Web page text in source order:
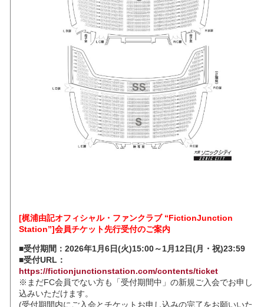
[梶浦由記オフィシャル・ファンクラブ “FictionJunction
Station”]会員チケット先行受付のご案内
■受付期間：2026年1月6日(火)15:00～1月12日(月・祝)23:59
■受付URL：
https://fictionjunctionstation.com/contents/ticket
※まだFC会員でない方も「受付期間中」の新規ご入会でお申し
込みいただけます。
(受付期間内にご入会とチケットお申し込みの完了をお願いいた